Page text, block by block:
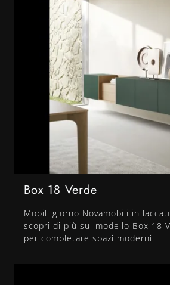
Box 18 Verde
Mobili giorno Novamobili in
scopri di più sul modello Box 18
per completare spazi moderni.